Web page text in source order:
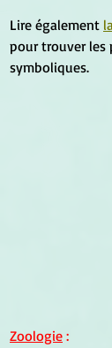
Lire également
pour trouver les
symboliques.
Zoologie :